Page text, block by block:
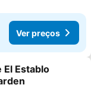
Ver preços
favoritos
Establo